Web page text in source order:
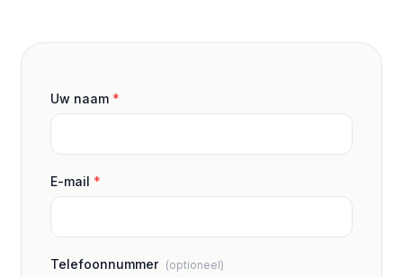
Uw naam *
E-mail *
Telefoonnummer (optioneel)